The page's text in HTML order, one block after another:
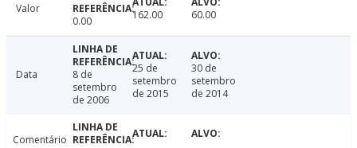
Valor
0.00
162.00 60.00
Data
8 de
setembro
de 2006
25 de
setembro
de 2015
30 de
setembro
de 2014
Comentário